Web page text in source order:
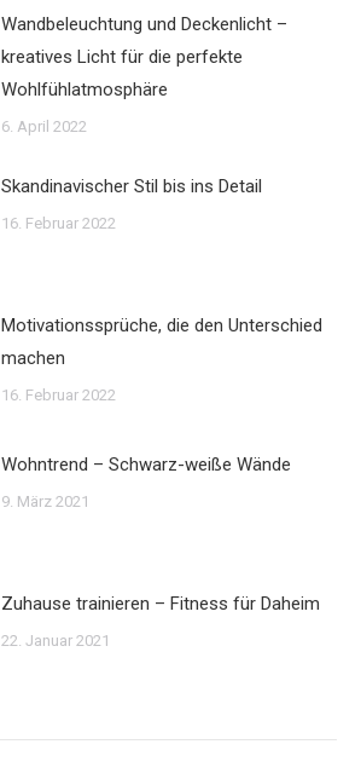
Wandbeleuchtung und Deckenlicht –
kreatives Licht für die perfekte
Wohlfühlatmosphäre
6. April 2022
Skandinavischer Stil bis ins Detail
16. Februar 2022
Motivationssprüche, die den Unterschied
machen
16. Februar 2022
Wohntrend – Schwarz-weiße Wände
9. März 2021
Zuhause trainieren – Fitness für Daheim
22. Januar 2021